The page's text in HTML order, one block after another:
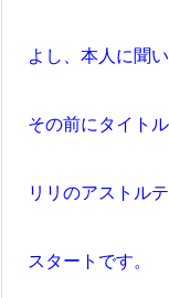
よし、本人に聞い
その前にタイトル
リリのアストル
スタートです。